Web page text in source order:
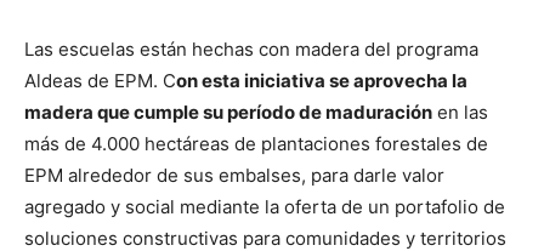
Las escuelas están hechas con madera del programa
Aldeas de EPM. Con esta iniciativa se aprovecha la
madera que cumple su período de maduración en las
más de 4.000 hectáreas de plantaciones forestales de
EPM alrededor de sus embalses, para darle valor
agregado y social mediante la oferta de un portafolio de
soluciones constructivas para comunidades y territorios